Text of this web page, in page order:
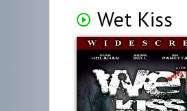
Wet Kiss